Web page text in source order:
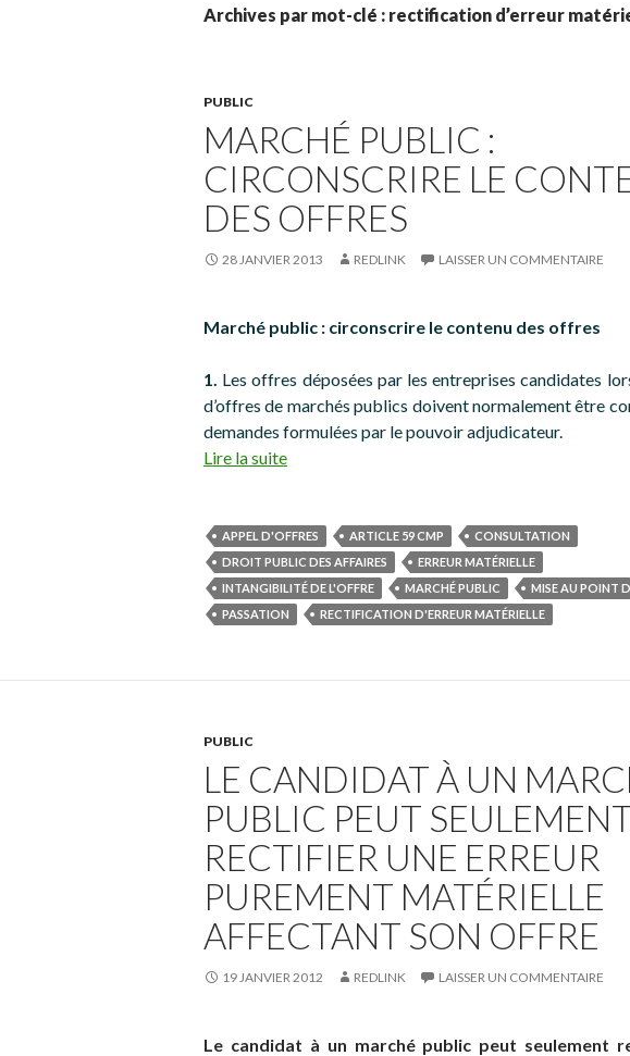
Archives par mot-clé : rectification d’erreur
PUBLIC
MARCHÉ PUBLIC :
CIRCONSCRIRE LE
DES OFFRES
28 JANVIER 2013 REDLINK LAISSER UN COMMENTAIRE
Marché public : circonscrire le contenu des offres
1. Les offres déposées par les entreprises candidates
d’offres de marchés publics doivent normalement être
demandes formulées par le pouvoir adjudicateur.
Lire la suite
APPEL D'OFFRES ARTICLE 59 CMP
CONSULTATION
DROIT PUBLIC DES AFFAIRES
ERREUR MATÉRIELLE
INTANGIBILITÉ DE L'OFFRE
MARCHÉ PUBLIC
MISE AU POINT
PASSATION
RECTIFICATION D'ERREUR MATÉRIELLE
PUBLIC
LE CANDIDAT À UN
PUBLIC PEUT
RECTIFIER UNE ERREUR
PUREMENT MATÉRIELLE
AFFECTANT SON OFFRE
19 JANVIER 2012 REDLINK LAISSER UN COMMENTAIRE
Le candidat à un marché public peut seulement